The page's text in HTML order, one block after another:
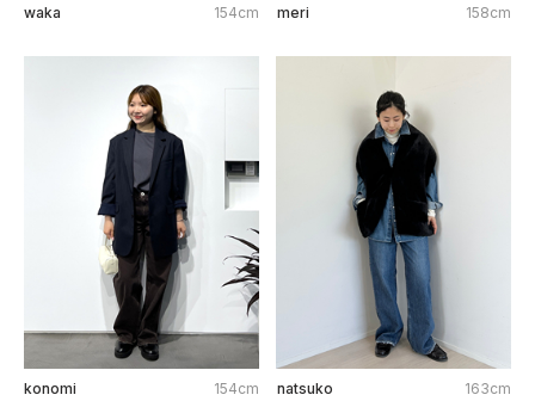
waka 154cm meri 158cm
konomi 154cm natsuko 163cm